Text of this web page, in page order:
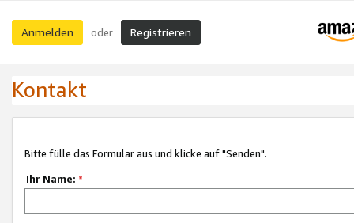
Anmelden oder Registrieren
Kontakt
Bitte fülle das Formular aus und klicke auf "Senden".
Ihr Name: *